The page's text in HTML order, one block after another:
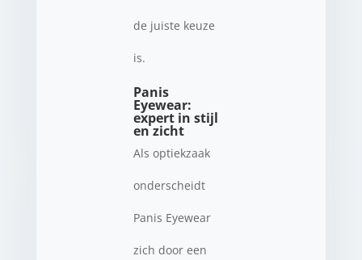
de juiste keuze
is.
Panis
Eyewear:
expert in stijl
en zicht
Als optiekzaak
onderscheidt
Panis Eyewear
zich door een